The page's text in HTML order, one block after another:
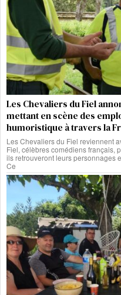
Les Chevaliers du Fiel
mettant en scène des
humoristique à travers la
Les Chevaliers du Fiel reviennent
Fiel, célèbres comédiens français,
ils retrouveront leurs personnages
Ce